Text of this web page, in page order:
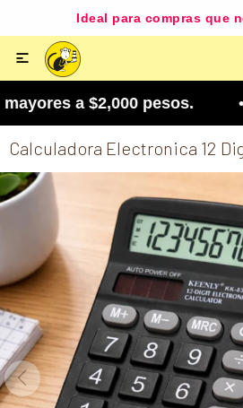
Ideal para compras que

a $2,000 pesos. •
Calculadora Electronica 12